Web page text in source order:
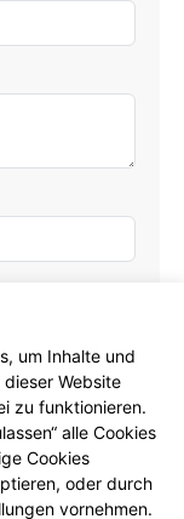
zur
um Inhalte und
Website
zu funktionieren.
alle Cookies
Cookies
oder durch
vornehmen.